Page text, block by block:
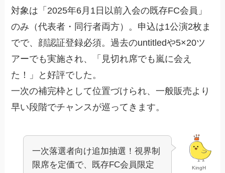
対象は「2025年6月1日以前入会の既存FC会員」
のみ（代表者・同行者両方）。申込は1公演2枚ま
でで、顔認証登録必須。過去のuntitledや5×20ツ
アーでも実施され、「見切れ席でも嵐に会え
た！」と好評でした。
一次の補完枠として位置づけられ、一般販売より
早い段階でチャンスが巡ってきます。
KingH
一次落選者向け追加抽選！視界制
限席を定価で、既存FC会員限定